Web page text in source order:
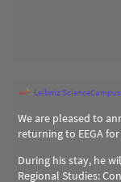
Leibniz ScienceCampus
We are pleased to
returning to EEGA
During his stay, he
Regional Studies: